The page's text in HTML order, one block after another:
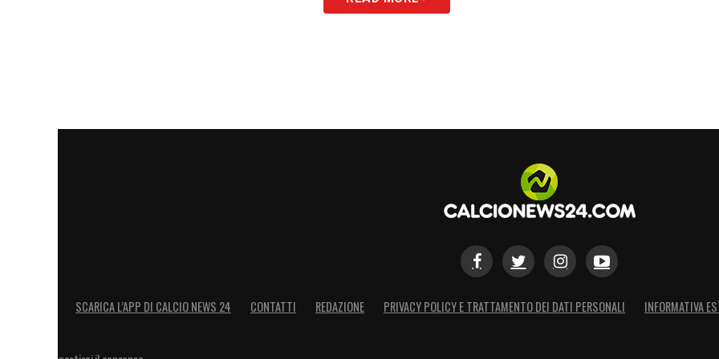
SCARICA L’APP DI CALCIO NEWS 24 CONTATTI REDAZIONE PRIVACY POLICY E TRATTAMENTO DEI DATI PERSONALI INFORMATIVA